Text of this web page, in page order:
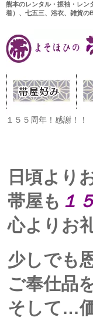
熊本のレンタル・振袖・レン
着）、七五三、浴衣、雑貨の
１５５周年！感謝！！
日頃より
帯屋も １
心よりお
少しでも
ご奉仕品
そして…